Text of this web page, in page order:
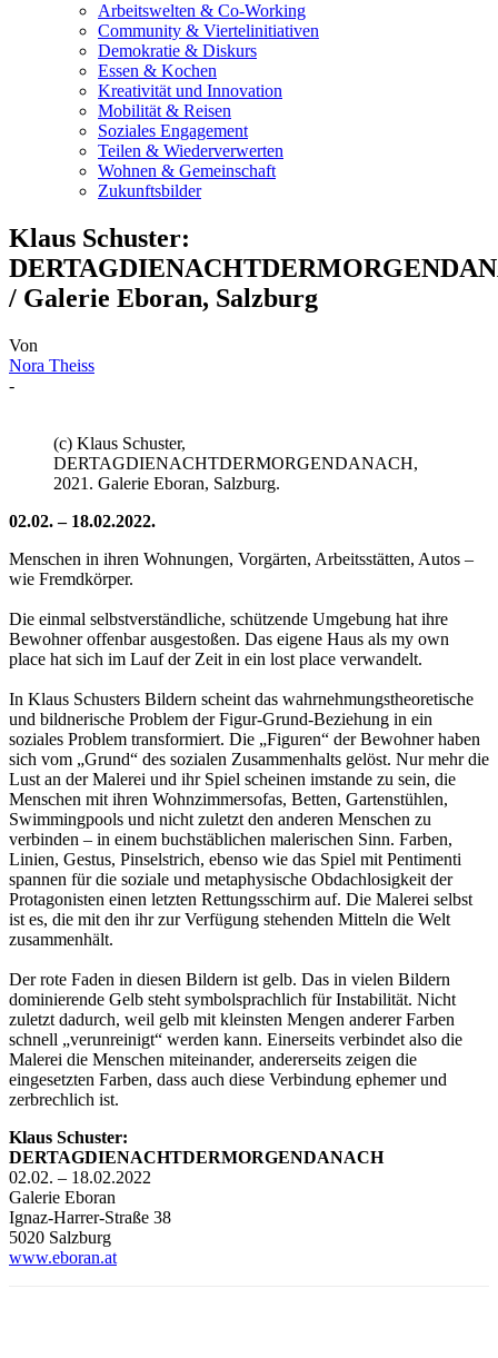
Arbeitswelten & Co-Working
Community & Viertelinitiativen
Demokratie & Diskurs
Essen & Kochen
Kreativität und Innovation
Mobilität & Reisen
Soziales Engagement
Teilen & Wiederverwerten
Wohnen & Gemeinschaft
Zukunftsbilder
Klaus Schuster:
/ Galerie Eboran, Salzburg
Von
Nora Theiss
-
(c) Klaus Schuster,
DERTAGDIENACHTDERMORGENDANACH,
2021. Galerie Eboran, Salzburg.
02.02. – 18.02.2022.
Menschen in ihren Wohnungen, Vorgärten, Arbeitsstätten, Autos –
wie Fremdkörper.
Die einmal selbstverständliche, schützende Umgebung hat ihre
Bewohner offenbar ausgestoßen. Das eigene Haus als my own
place hat sich im Lauf der Zeit in ein lost place verwandelt.
In Klaus Schusters Bildern scheint das wahrnehmungstheoretische
und bildnerische Problem der Figur-Grund-Beziehung in ein
soziales Problem transformiert. Die „Figuren“ der Bewohner haben
sich vom „Grund“ des sozialen Zusammenhalts gelöst. Nur mehr die
Lust an der Malerei und ihr Spiel scheinen imstande zu sein, die
Menschen mit ihren Wohnzimmersofas, Betten, Gartenstühlen,
Swimmingpools und nicht zuletzt den anderen Menschen zu
verbinden – in einem buchstäblichen malerischen Sinn. Farben,
Linien, Gestus, Pinselstrich, ebenso wie das Spiel mit Pentimenti
spannen für die soziale und metaphysische Obdachlosigkeit der
Protagonisten einen letzten Rettungsschirm auf. Die Malerei selbst
ist es, die mit den ihr zur Verfügung stehenden Mitteln die Welt
zusammenhält.
Der rote Faden in diesen Bildern ist gelb. Das in vielen Bildern
dominierende Gelb steht symbolsprachlich für Instabilität. Nicht
zuletzt dadurch, weil gelb mit kleinsten Mengen anderer Farben
schnell „verunreinigt“ werden kann. Einerseits verbindet also die
Malerei die Menschen miteinander, andererseits zeigen die
eingesetzten Farben, dass auch diese Verbindung ephemer und
zerbrechlich ist.
Klaus Schuster:
DERTAGDIENACHTDERMORGENDANACH
02.02. – 18.02.2022
Galerie Eboran
Ignaz-Harrer-Straße 38
5020 Salzburg
www.eboran.at